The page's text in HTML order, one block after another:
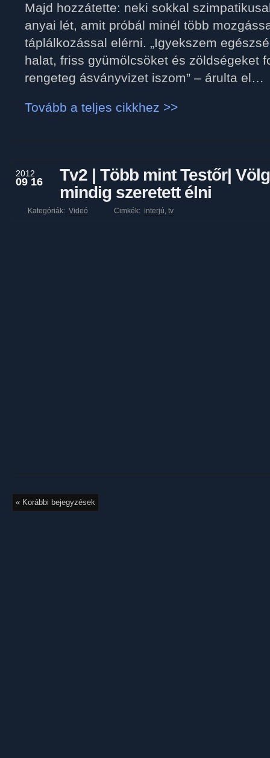
Majd hozzátette: neki sokkal
anyai lét, amit próbál minél több
táplálkozással elérni. „Igyekszem
halat, friss gyümölcsöket és zöldségeket
rengeteg ásványvizet iszom” – árulta el…
Tovább a teljes cikkhez >>
2012
09 16
Tv2 | Több mint Testőr|
mindig szeretett élni
Kategóriák: Videó Cimkék: interjú, tv
« Korábbi bejegyzések